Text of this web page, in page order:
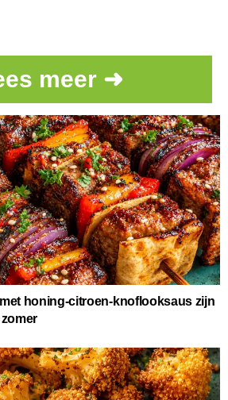
meer ➜
honing-citroen-knoflooksaus zijn